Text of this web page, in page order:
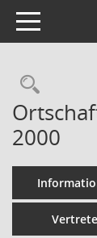
Toggle
2000